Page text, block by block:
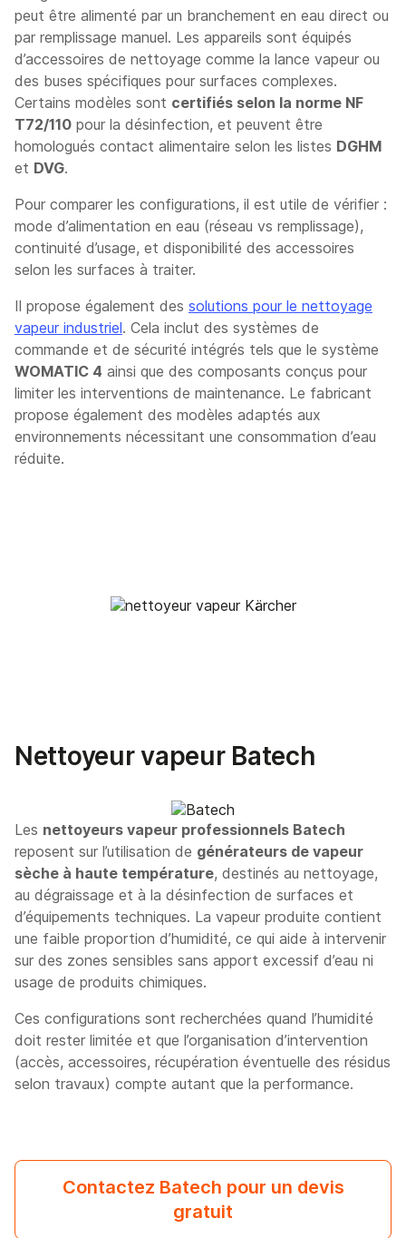
peut être alimenté par un branchement en eau direct ou
par remplissage manuel. Les appareils sont équipés
d’accessoires de nettoyage comme la lance vapeur ou
des buses spécifiques pour surfaces complexes.
Certains modèles sont certifiés selon la norme NF
T72/110 pour la désinfection, et peuvent être
homologués contact alimentaire selon les listes DGHM
et DVG.
Pour comparer les configurations, il est utile de vérifier :
mode d’alimentation en eau (réseau vs remplissage),
continuité d’usage, et disponibilité des accessoires
selon les surfaces à traiter.
Il propose également des solutions pour le nettoyage
vapeur industriel. Cela inclut des systèmes de
commande et de sécurité intégrés tels que le système
WOMATIC 4 ainsi que des composants conçus pour
limiter les interventions de maintenance. Le fabricant
propose également des modèles adaptés aux
environnements nécessitant une consommation d’eau
réduite.
Nettoyeur vapeur Batech
Les nettoyeurs vapeur professionnels Batech
reposent sur l’utilisation de générateurs de vapeur
sèche à haute température, destinés au nettoyage,
au dégraissage et à la désinfection de surfaces et
d’équipements techniques. La vapeur produite contient
une faible proportion d’humidité, ce qui aide à intervenir
sur des zones sensibles sans apport excessif d’eau ni
usage de produits chimiques.
Ces configurations sont recherchées quand l’humidité
doit rester limitée et que l’organisation d’intervention
(accès, accessoires, récupération éventuelle des résidus
selon travaux) compte autant que la performance.
Contactez Batech pour un devis
gratuit